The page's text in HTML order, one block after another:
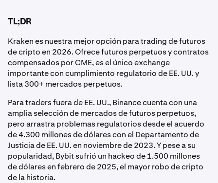
TL;DR
Kraken es nuestra mejor opción para trading de futuros
de cripto en 2026. Ofrece futuros perpetuos y contratos
compensados por CME, es el único exchange
importante con cumplimiento regulatorio de EE. UU. y
lista 300+ mercados perpetuos.
Para traders fuera de EE. UU., Binance cuenta con una
amplia selección de mercados de futuros perpetuos,
pero arrastra problemas regulatorios desde el acuerdo
de 4.300 millones de dólares con el Departamento de
Justicia de EE. UU. en noviembre de 2023. Y pese a su
popularidad, Bybit sufrió un hackeo de 1.500 millones
de dólares en febrero de 2025, el mayor robo de cripto
de la historia.